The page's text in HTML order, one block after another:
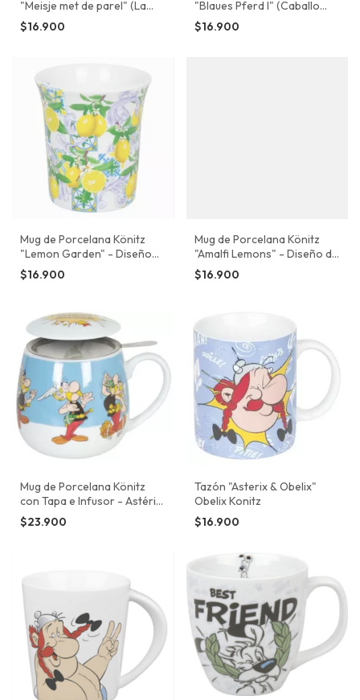
"Meisje met de parel" (La
Joven de la Perla)
$16.900
"Blaues Pferd I" (Caballo
Azul I) de Franz Marc
$16.900
Mug de Porcelana Könitz
"Lemon Garden" - Diseño
Cítrico y Ornamentos
$16.900
Mug de Porcelana Könitz
"Amalfi Lemons" - Diseño de
Mosaicos y Limones
$16.900
Mug de Porcelana Könitz
con Tapa e Infusor - Astérix
Herb Mug
$23.900
Tazón "Asterix & Obelix"
Obelix Konitz
$16.900